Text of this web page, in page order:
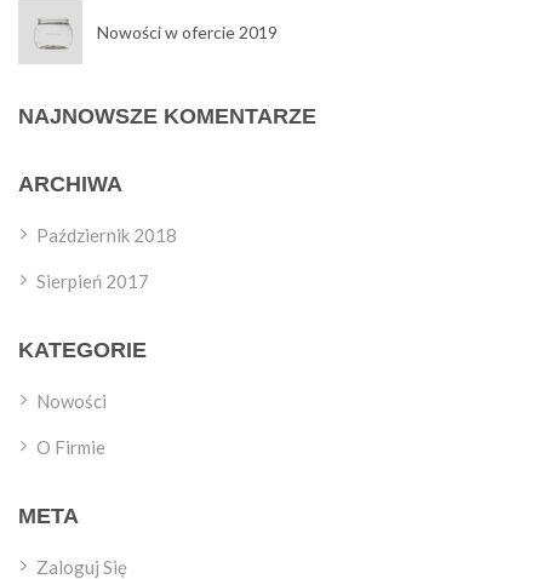
Nowości w ofercie 2019
NAJNOWSZE KOMENTARZE
ARCHIWA
Październik 2018
Sierpień 2017
KATEGORIE
Nowości
O Firmie
META
Zaloguj Się